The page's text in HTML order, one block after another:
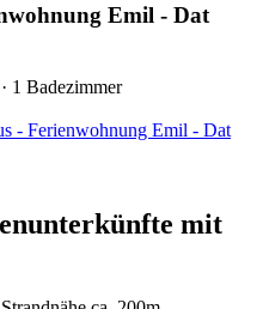
Emil - Dat
1 Badezimmer
- Ferienwohnung Emil - Dat
mit